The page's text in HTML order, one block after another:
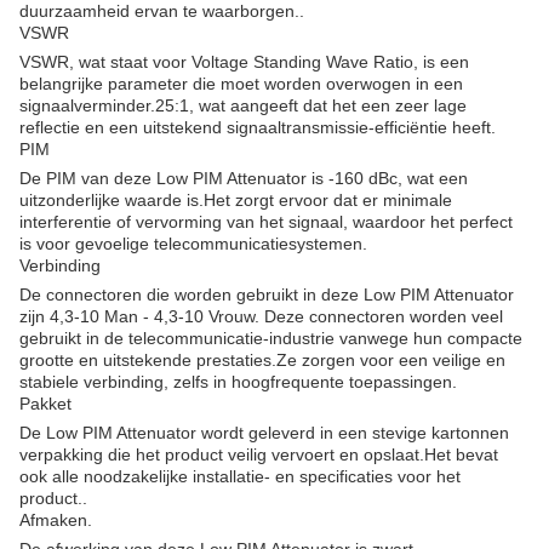
duurzaamheid ervan te waarborgen..
VSWR
VSWR, wat staat voor Voltage Standing Wave Ratio, is een
belangrijke parameter die moet worden overwogen in een
signaalverminder.25:1, wat aangeeft dat het een zeer lage
reflectie en een uitstekend signaaltransmissie-efficiëntie heeft.
PIM
De PIM van deze Low PIM Attenuator is -160 dBc, wat een
uitzonderlijke waarde is.Het zorgt ervoor dat er minimale
interferentie of vervorming van het signaal, waardoor het perfect
is voor gevoelige telecommunicatiesystemen.
Verbinding
De connectoren die worden gebruikt in deze Low PIM Attenuator
zijn 4,3-10 Man - 4,3-10 Vrouw. Deze connectoren worden veel
gebruikt in de telecommunicatie-industrie vanwege hun compacte
grootte en uitstekende prestaties.Ze zorgen voor een veilige en
stabiele verbinding, zelfs in hoogfrequente toepassingen.
Pakket
De Low PIM Attenuator wordt geleverd in een stevige kartonnen
verpakking die het product veilig vervoert en opslaat.Het bevat
ook alle noodzakelijke installatie- en specificaties voor het
product..
Afmaken.